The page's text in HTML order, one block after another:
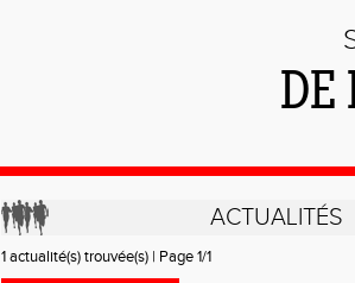
DE
ACTUALITÉS
1 actualité(s) trouvée(s) | Page 1/1